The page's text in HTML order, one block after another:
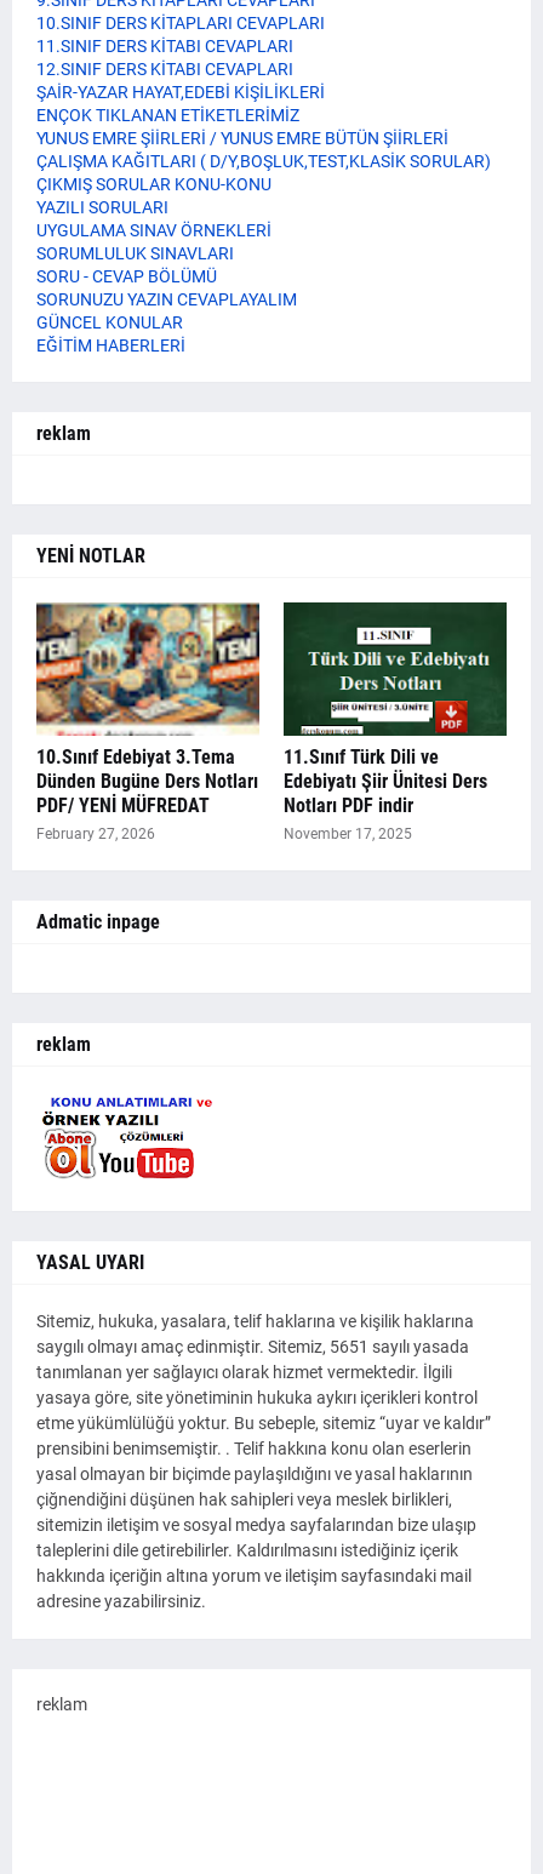
10.SINIF DERS KİTAPLARI CEVAPLARI
11.SINIF DERS KİTABI CEVAPLARI
12.SINIF DERS KİTABI CEVAPLARI
ŞAİR-YAZAR HAYAT,EDEBİ KİŞİLİKLERİ
ENÇOK TIKLANAN ETİKETLERİMİZ
YUNUS EMRE ŞİİRLERİ / YUNUS EMRE BÜTÜN ŞİİRLERİ
ÇALIŞMA KAĞITLARI ( D/Y,BOŞLUK,TEST,KLASİK SORULAR)
ÇIKMIŞ SORULAR KONU-KONU
YAZILI SORULARI
UYGULAMA SINAV ÖRNEKLERİ
SORUMLULUK SINAVLARI
SORU - CEVAP BÖLÜMÜ
SORUNUZU YAZIN CEVAPLAYALIM
GÜNCEL KONULAR
EĞİTİM HABERLERİ
reklam
YENİ NOTLAR
10.Sınıf Edebiyat 3.Tema
Dünden Bugüne Ders Notları
PDF/ YENİ MÜFREDAT
February 27, 2026
11.Sınıf Türk Dili ve
Edebiyatı Şiir Ünitesi Ders
Notları PDF indir
November 17, 2025
Admatic inpage
reklam
YASAL UYARI
Sitemiz, hukuka, yasalara, telif haklarına ve kişilik haklarına
saygılı olmayı amaç edinmiştir. Sitemiz, 5651 sayılı yasada
tanımlanan yer sağlayıcı olarak hizmet vermektedir. İlgili
yasaya göre, site yönetiminin hukuka aykırı içerikleri kontrol
etme yükümlülüğü yoktur. Bu sebeple, sitemiz “uyar ve kaldır”
prensibini benimsemiştir. . Telif hakkına konu olan eserlerin
yasal olmayan bir biçimde paylaşıldığını ve yasal haklarının
çiğnendiğini düşünen hak sahipleri veya meslek birlikleri,
sitemizin iletişim ve sosyal medya sayfalarından bize ulaşıp
taleplerini dile getirebilirler. Kaldırılmasını istediğiniz içerik
hakkında içeriğin altına yorum ve iletişim sayfasındaki mail
adresine yazabilirsiniz.
reklam